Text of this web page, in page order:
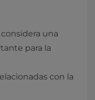
una
para la
con la